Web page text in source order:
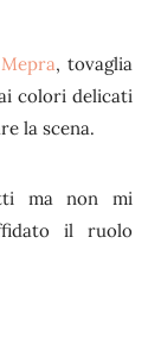
Mepra, tovaglia
colori delicati
la scena.
ma non mi
il ruolo